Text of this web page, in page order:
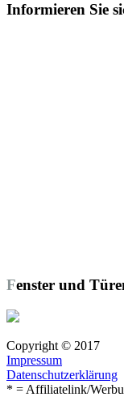
Informieren Sie
Fenster und
Copyright © 2017
Impressum
Datenschutzerklärung
* = Affiliatelink/